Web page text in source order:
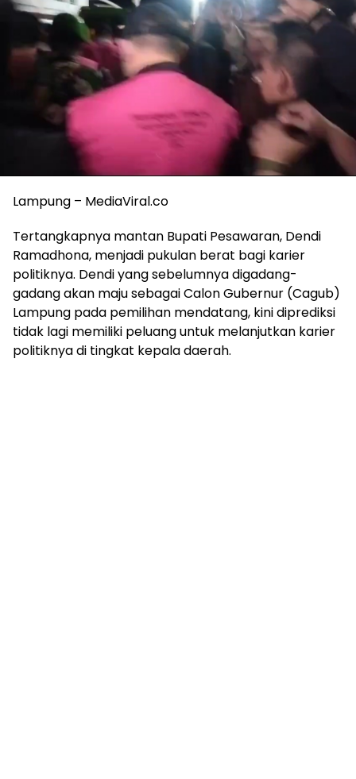
Lampung – MediaViral.co
Tertangkapnya mantan Bupati Pesawaran, Dendi
Ramadhona, menjadi pukulan berat bagi karier
politiknya. Dendi yang sebelumnya digadang-
gadang akan maju sebagai Calon Gubernur (Cagub)
Lampung pada pemilihan mendatang, kini diprediksi
tidak lagi memiliki peluang untuk melanjutkan karier
politiknya di tingkat kepala daerah.